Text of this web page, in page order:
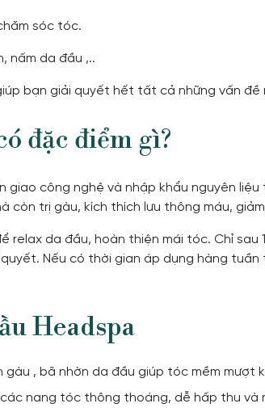
sóc tóc.
nấm da đầu ,..
bạn giải quyết hết tất cả những vấn đề
đặc điểm gì?
giao công nghệ và nhập khẩu nguyên
còn trị gàu, kích thích lưu thông máu,
relax da đầu, hoàn thiện mái tóc. Chỉ sau
Nếu có thời gian áp dụng hàng tuần
Headspa
, bã nhờn da đầu giúp tóc mềm mượt
nang tóc thông thoáng, dễ hấp thu và